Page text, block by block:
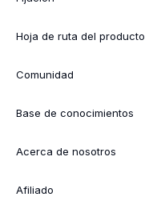
Hoja de ruta del producto
Comunidad
Base de conocimientos
Acerca de nosotros
Afiliado